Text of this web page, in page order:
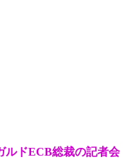
ルドECB総裁の記者会